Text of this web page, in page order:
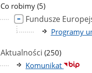
Co robimy liczba
podstron
(5)
Fundusze
Programy
Aktualności liczba
podstron
(250)
Komunikat